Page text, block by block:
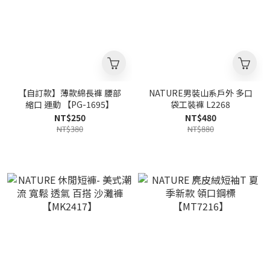
【自訂款】薄款綿長褲 腰部
縮口 運動 【PG-1695】
NT$250
NT$380
NATURE男裝山系戶外 多口
袋工裝褲 L2268
NT$480
NT$880